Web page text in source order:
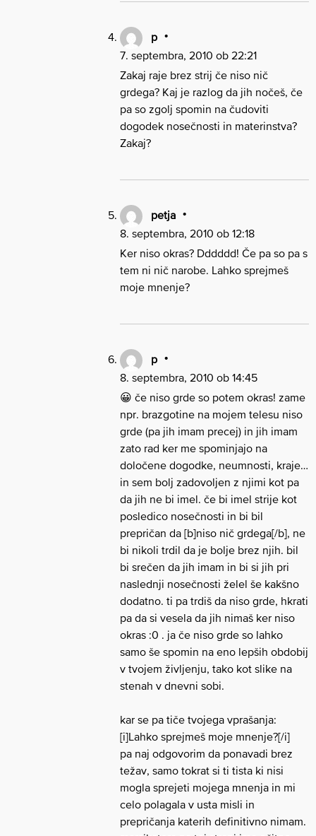
p
7. septembra, 2010 ob 22:21
Zakaj raje brez strij če niso nič
grdega? Kaj je razlog da jih nočeš, če
pa so zgolj spomin na čudoviti
dogodek nosečnosti in materinstva?
Zakaj?
petja
8. septembra, 2010 ob 12:18
Ker niso okras? Dddddd! Če pa so pa s
tem ni nič narobe. Lahko sprejmeš
moje mnenje?
p
8. septembra, 2010 ob 14:45
😀 če niso grde so potem okras! zame
npr. brazgotine na mojem telesu niso
grde (pa jih imam precej) in jih imam
zato rad ker me spominjajo na
določene dogodke, neumnosti, kraje…
in sem bolj zadovoljen z njimi kot pa
da jih ne bi imel. če bi imel strije kot
posledico nosečnosti in bi bil
prepričan da [b]niso nič grdega[/b], ne
bi nikoli trdil da je bolje brez njih. bil
bi srečen da jih imam in bi si jih pri
naslednji nosečnosti želel še kakšno
dodatno. ti pa trdiš da niso grde, hkrati
pa da si vesela da jih nimaš ker niso
okras :0 . ja če niso grde so lahko
samo še spomin na eno lepših obdobij
v tvojem življenju, tako kot slike na
stenah v dnevni sobi.
kar se pa tiče tvojega vprašanja:
[i]Lahko sprejmeš moje mnenje?[/i]
pa naj odgovorim da ponavadi brez
težav, samo tokrat si ti tista ki nisi
mogla sprejeti mojega mnenja in mi
celo polagala v usta misli in
prepričanja katerih definitivno nimam.